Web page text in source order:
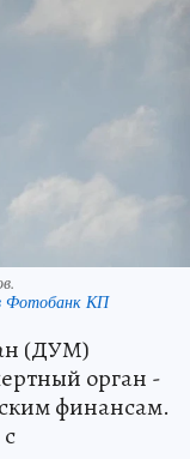
Фотобанк КП
(ДУМ)
орган -
финансам.